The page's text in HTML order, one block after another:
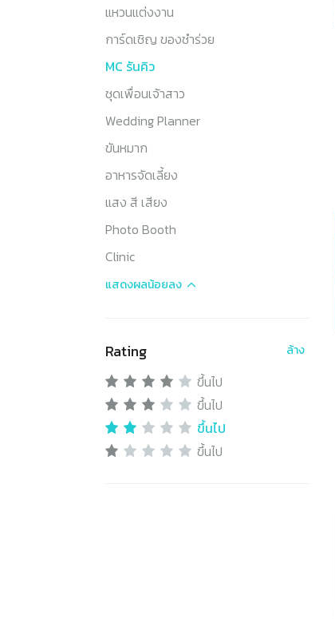
แหวนแต่งงาน
การ์ดเชิญ ของชำร่วย
MC รันคิว
ชุดเพื่อนเจ้าสาว
Wedding Planner
ขันหมาก
อาหารจัดเลี้ยง
แสง สี เสียง
Photo Booth
Clinic
แสดงผลน้อยลง
Rating ล้าง
ขึ้นไป
ขึ้นไป
ขึ้นไป
ขึ้นไป